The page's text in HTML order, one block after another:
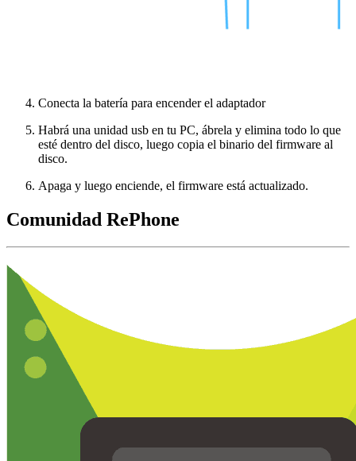
Conecta la batería para encender el adaptador
Habrá una unidad usb en tu PC, ábrela y elimina todo lo que
esté dentro del disco, luego copia el binario del firmware al
disco.
Apaga y luego enciende, el firmware está actualizado.
Comunidad RePhone